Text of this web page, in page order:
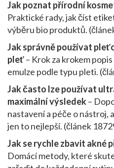
Jak poznat přírodní
Praktické rady, jak číst
výběru bio produktů.
Jak správně používat
pleť– Krok za krokem
emulze podle typu pleti.
Jak často lze používat
maximální výsledek–
nastavení a péče o nástroj,
jen to nejlepší. (článek
Jak se rychle zbavit akné
Domácí metody, které